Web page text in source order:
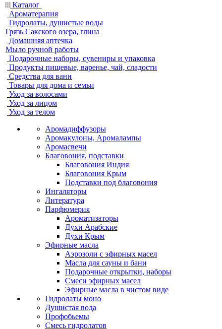
Каталог
Ароматерапия
Гидролаты, душистые воды
Грязь Сакского озера, глина
Домашняя аптечка
Мыло ручной работы
Подарочные наборы, сувениры и упаковка
Продукты пищевые, варенье, чай, сладости
Средства для ванн
Товары для дома и семьи
Уход за волосами
Уход за лицом
Уход за телом
Аромадиффузоры
Аромакулоны, Аромалампы
Аромасвечи
Благовония, подставки
Благовония Индия
Благовония Крым
Подставки под благовония
Ингаляторы
Литература
Парфюмерия
Ароматизаторы
Духи Арабские
Духи Крым
Эфирные масла
Аэрозоли с эфирных масел
Масла для сауны и бани
Подарочные открытки, наборы
Смеси эфирных масел
Эфирные масла в чистом виде
Гидролаты моно
Душистая вода
Профобьемы
Смесь гидролатов